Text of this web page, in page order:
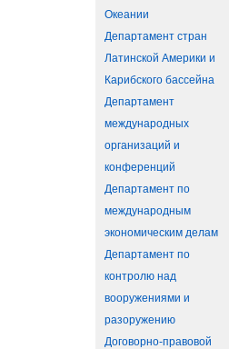
Океании
Департамент стран
Латинской Америки и
Карибского бассейна
Департамент
международных
организаций и
конференций
Департамент по
международным
экономическим делам
Департамент по
контролю над
вооружениями и
разоружению
Договорно-правовой